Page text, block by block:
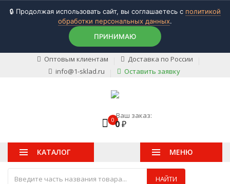
🔒 Продолжая использовать сайт, вы соглашаетесь с политикой
обработки персональных данных.
ПРИНИМАЮ
Оптовым клиентам
Доставка по России
info@1-sklad.ru
Оставить заявку
0 Ваш заказ:
0₽
КАТАЛОГ
НАЙТИ
МЕНЮ